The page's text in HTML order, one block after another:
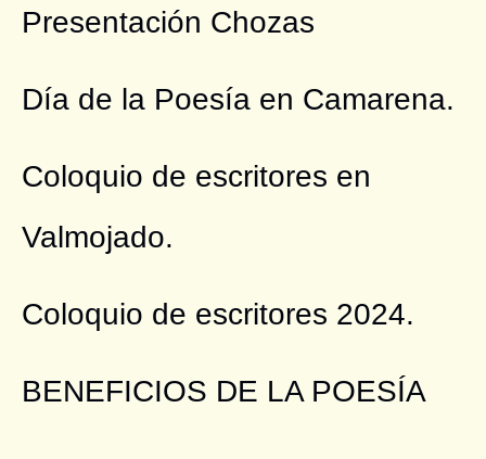
Presentación Chozas
Día de la Poesía en Camarena.
Coloquio de escritores en
Valmojado.
Coloquio de escritores 2024.
BENEFICIOS DE LA POESÍA